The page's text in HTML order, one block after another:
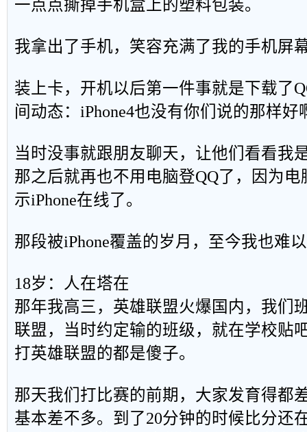
一点点撕掉手机盒上的塑料包装。
我拿出了手机，笑容充满了我的手机屏
装上卡，开机以后第一件事就是下载了
间动态：iPhone4也没有你们说的那样好
当时没事就跟朋友聊天，让他们看看我
那之后就再也不用电脑登QQ了，因为
示iPhone在线了。
那段被iPhone覆盖的岁月，至今我也难
18岁：人在塔在
那年我高三，英雄联盟火爆国内，我们
联盟，当时约定输的班级，就在学校贴
打英雄联盟的都是傻子。
那天我们打比赛的前期，大家发育得都
基本差不多。到了20分钟的时候比分还